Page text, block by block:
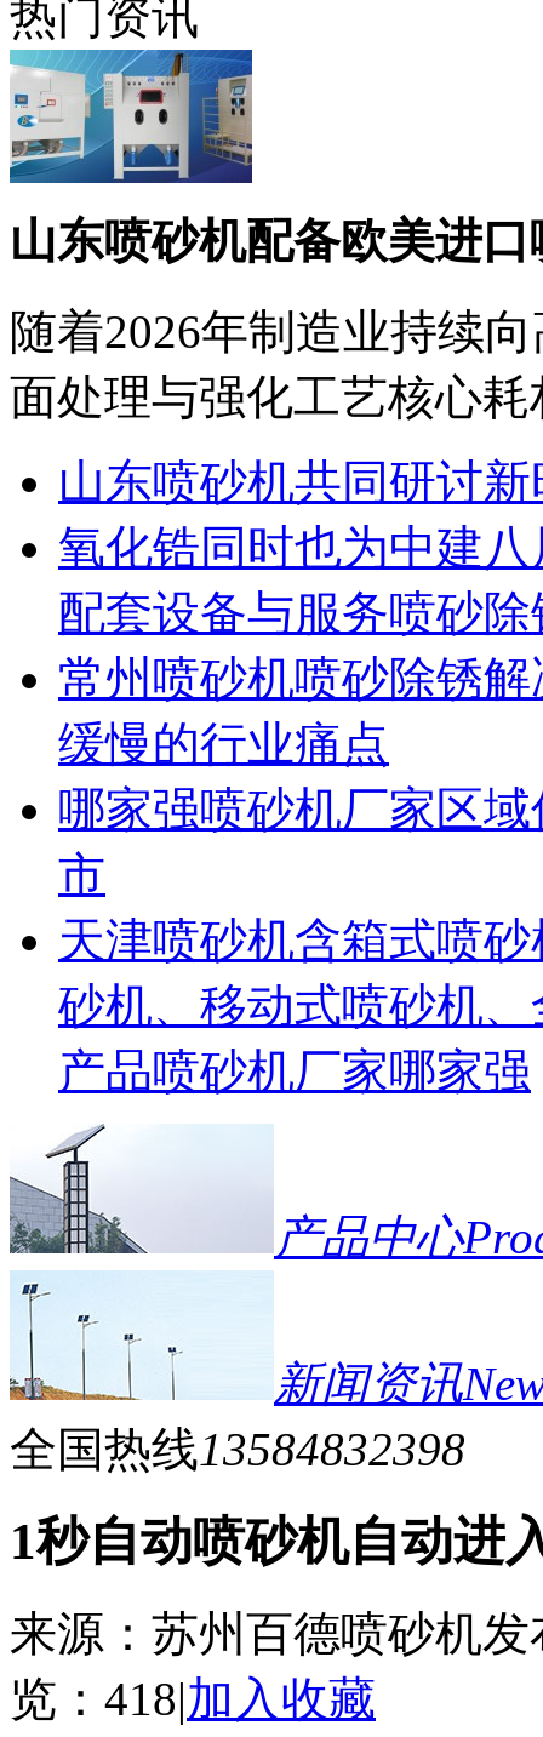
热门资讯
山东喷砂机配备欧美进
随着2026年制造业持续
面处理与强化工艺核心耗
山东喷砂机共同研讨
氧化锆同时也为中建
配套设备与服务喷砂除
常州喷砂机喷砂除锈
缓慢的行业痛点
哪家强喷砂机厂家区
市
天津喷砂机含箱式喷
砂机、移动式喷砂机
产品喷砂机厂家哪家强
产品中心
新闻资讯
全国热线13584832398
1秒自动喷砂机自动进
来源：苏州百德喷砂机发
览： 418|加入收藏